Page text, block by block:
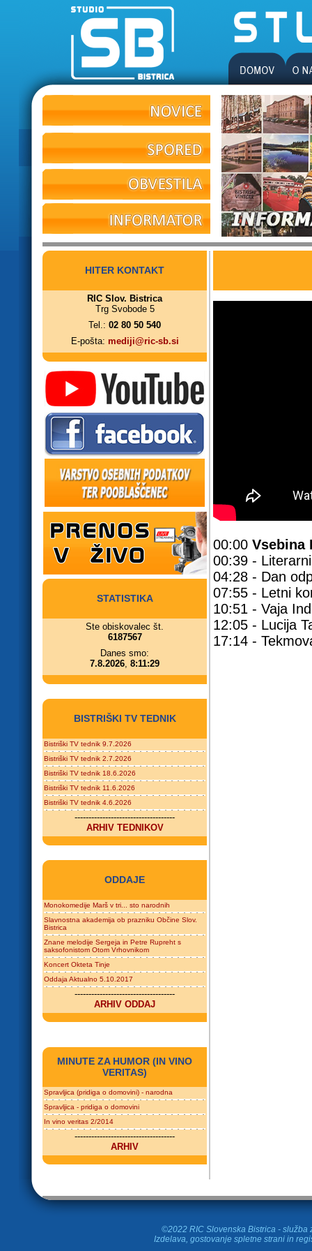
HITER KONTAKT
RIC Slov. Bistrica
Trg Svobode 5
Tel.: 02 80 50 540
E-pošta: mediji@ric-sb.si
STATISTIKA
Ste obiskovalec št.
6187567
Danes smo:
7.8.2026, 8:11:29
BISTRIŠKI TV TEDNIK
Bistriški TV tednik 9.7.2026
Bistriški TV tednik 2.7.2026
Bistriški TV tednik 18.6.2026
Bistriški TV tednik 11.6.2026
Bistriški TV tednik 4.6.2026
------------------------------------
ARHIV TEDNIKOV
ODDAJE
Monokomedije Marš v tri... sto narodnih
Slavnostna akademija ob prazniku Občine Slov.
Bistrica
Znane melodije Sergeja in Petre Rupreht s
saksofonistom Otom Vrhovnikom
Koncert Okteta Tinje
Oddaja Aktualno 5.10.2017
------------------------------------
ARHIV ODDAJ
MINUTE ZA HUMOR (IN VINO
VERITAS)
Spravljica (pridiga o domovini) - narodna
Spravljica - pridiga o domovini
In vino veritas 2/2014
------------------------------------
ARHIV
00:00 Vsebina
00:39 -
04:28 - Dan
07:55 - Letni
10:51 - Vaja
12:05 - Lucija
17:14 -
©2022 RIC Slovenska Bistrica - služba
Izdelava, gostovanje spletne strani in